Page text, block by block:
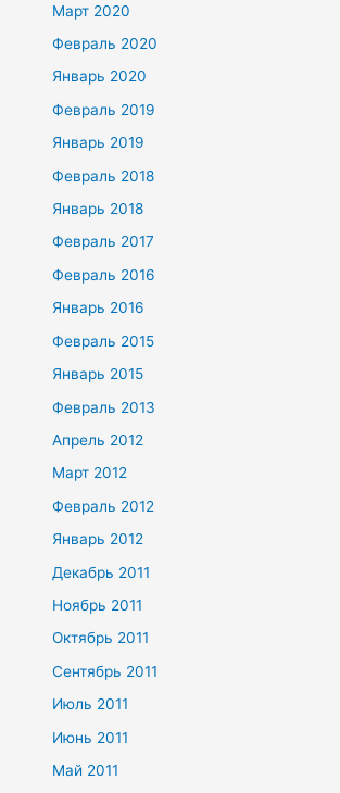
Март 2020
Февраль 2020
Январь 2020
Февраль 2019
Январь 2019
Февраль 2018
Январь 2018
Февраль 2017
Февраль 2016
Январь 2016
Февраль 2015
Январь 2015
Февраль 2013
Апрель 2012
Март 2012
Февраль 2012
Январь 2012
Декабрь 2011
Ноябрь 2011
Октябрь 2011
Сентябрь 2011
Июль 2011
Июнь 2011
Май 2011